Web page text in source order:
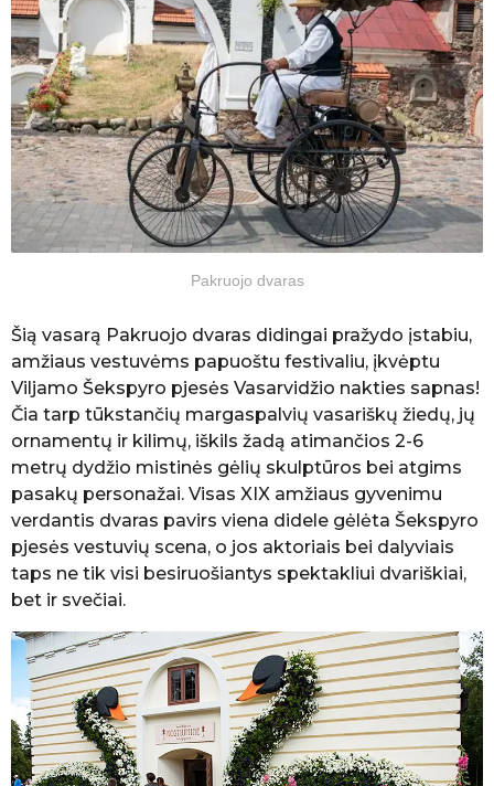
Pakruojo dvaras
Šią vasarą Pakruojo dvaras didingai pražydo įstabiu,
amžiaus vestuvėms papuoštu festivaliu, įkvėptu
Viljamo Šekspyro pjesės Vasarvidžio nakties sapnas!
Čia tarp tūkstančių margaspalvių vasariškų žiedų, jų
ornamentų ir kilimų, iškils žadą atimančios 2-6
metrų dydžio mistinės gėlių skulptūros bei atgims
pasakų personažai. Visas XIX amžiaus gyvenimu
verdantis dvaras pavirs viena didele gėlėta Šekspyro
pjesės vestuvių scena, o jos aktoriais bei dalyviais
taps ne tik visi besiruošiantys spektakliui dvariškiai,
bet ir svečiai.